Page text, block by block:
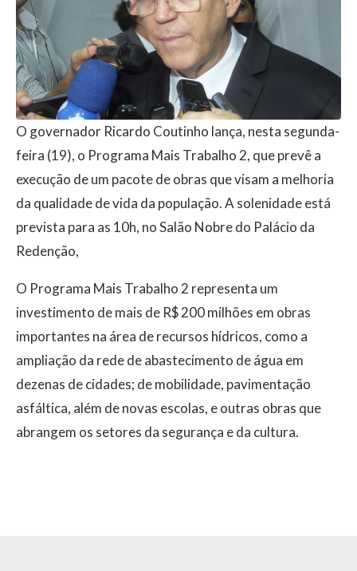
O governador Ricardo Coutinho lança, nesta segunda-
feira (19), o Programa Mais Trabalho 2, que prevê a
execução de um pacote de obras que visam a melhoria
da qualidade de vida da população. A solenidade está
prevista para as 10h, no Salão Nobre do Palácio da
Redenção,
O Programa Mais Trabalho 2 representa um
investimento de mais de R$ 200 milhões em obras
importantes na área de recursos hídricos, como a
ampliação da rede de abastecimento de água em
dezenas de cidades; de mobilidade, pavimentação
asfáltica, além de novas escolas, e outras obras que
abrangem os setores da segurança e da cultura.